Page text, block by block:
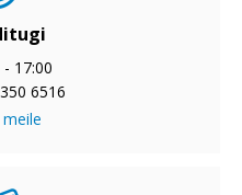
- 17:00
6516